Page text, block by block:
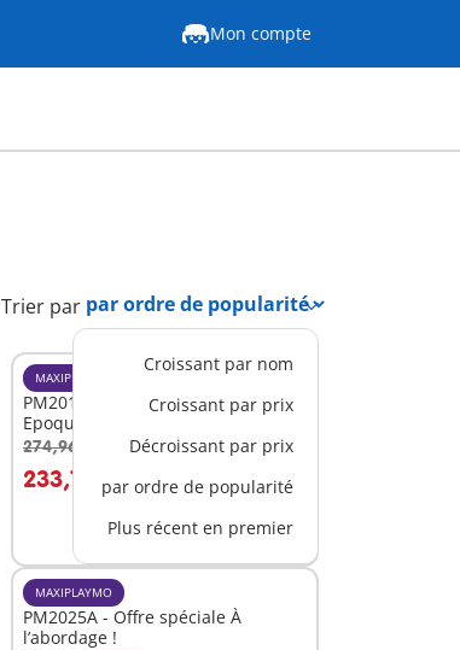
Mon compte
Trier par
Croissant par nom
Croissant par prix
Décroissant par prix
par ordre de popularité
Plus récent en premier
MAXIPLAYMO
PM2018A - Paquet Maison Belle
Epoque
274,96 € -15%
233,72 €
MAXIPLAYMO
PM2025A - Offre spéciale À
l’abordage !